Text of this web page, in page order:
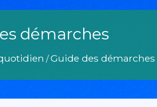
démarches
/Guide des démarches